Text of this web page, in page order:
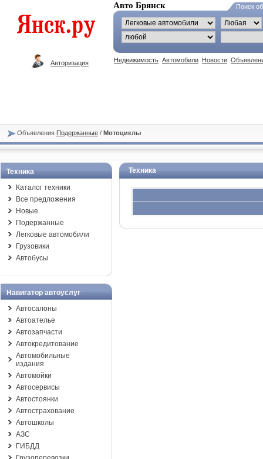
Авто Брянск Поиск
Авторизация Недвижимость Автомобили Новости
Объявления Подержанные / Мотоциклы
Техника
Каталог техники
Все предложения
Новые
Подержанные
Легковые автомобили
Грузовики
Автобусы
Навигатор автоуслуг
Автосалоны
Автоателье
Автозапчасти
Автокредитование
Автомобильные
издания
Автомойки
Автосервисы
Автостоянки
Автострахование
Автошколы
АЗС
ГИБДД
Техника